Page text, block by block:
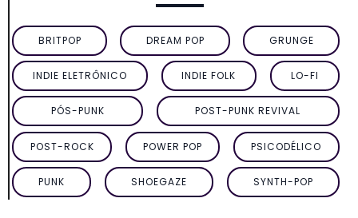
BRITPOP DREAM POP GRUNGE
INDIE ELETRÔNICO INDIE FOLK LO-FI
PÓS-PUNK POST-PUNK REVIVAL
POST-ROCK POWER POP PSICODÉLICO
PUNK SHOEGAZE SYNTH-POP